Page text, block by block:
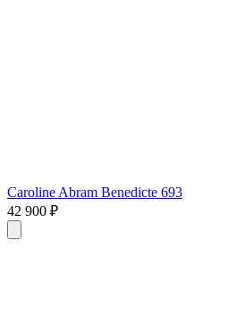
Caroline Abram Benedicte 693
42 900 ₽